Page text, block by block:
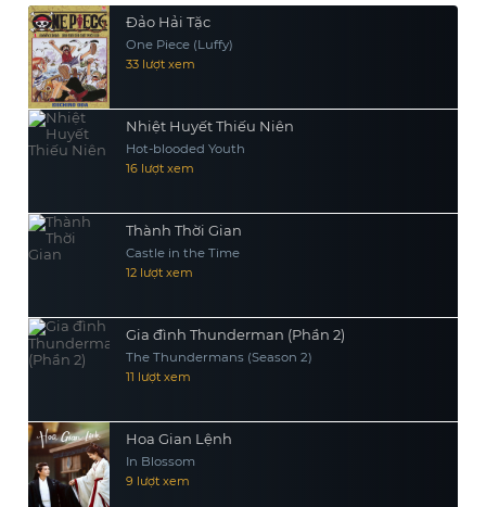
Đảo Hải Tặc
One Piece (Luffy)
33 lượt xem
Nhiệt Huyết Thiếu Niên
Hot-blooded Youth
16 lượt xem
Thành Thời Gian
Castle in the Time
12 lượt xem
Gia đình Thunderman (Phần 2)
The Thundermans (Season 2)
11 lượt xem
Hoa Gian Lệnh
In Blossom
9 lượt xem